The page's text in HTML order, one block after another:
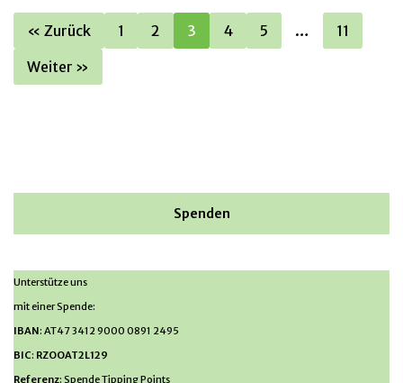
« Zurück 1 2 3 4 5 …
11
Weiter »
Spenden
Unterstütze uns
mit einer Spende:
IBAN: AT47 3412 9000 0891 2495
BIC: RZOOAT2L129
Referenz: Spende Tipping Points